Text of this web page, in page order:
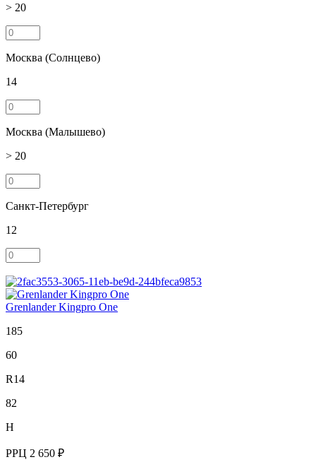
> 20
Москва (Солнцево)
14
Москва (Малышево)
> 20
Санкт-Петербург
12
Grenlander Kingpro One
185
60
R14
82
H
РРЦ 2 650 ₽